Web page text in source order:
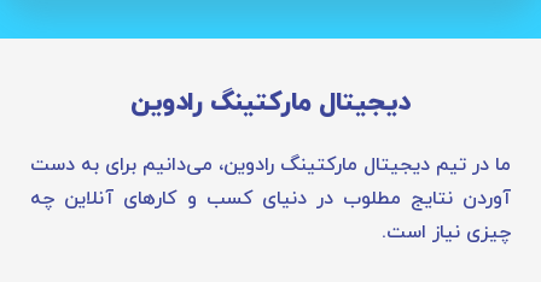
دیجیتال مارکتینگ رادوین
ما در تیم دیجیتال مارکتینگ رادوین، می‌دانیم برای به دست
آوردن نتایج مطلوب در دنیای کسب و کارهای آنلاین چه
چیزی نیاز است.